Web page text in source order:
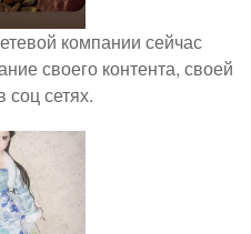
компании сейчас
своего контента, своей
соц сетях.